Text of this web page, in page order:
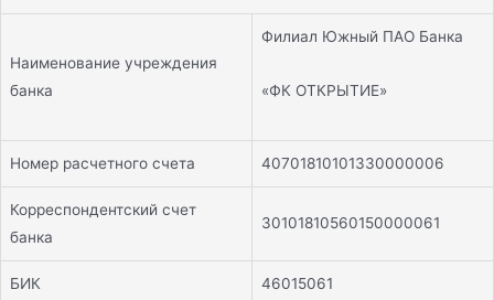
Наименование учреждения
банка
Филиал Южный ПАО Банка
«ФК ОТКРЫТИЕ»
Номер расчетного счета 40701810101330000006
Корреспондентский счет
банка
30101810560150000061
БИК 46015061